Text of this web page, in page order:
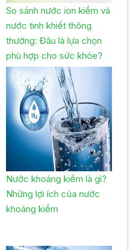
So sánh nước ion kiềm và
nước tinh khiết thông
thường: Đâu là lựa chọn
phù hợp cho sức khỏe?
Nước khoáng kiềm là gì?
Những lợi ích của nước
khoáng kiềm